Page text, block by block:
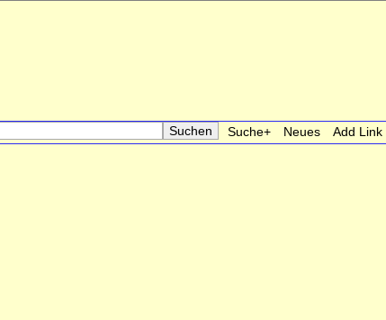
Suche+ Neues Add Link